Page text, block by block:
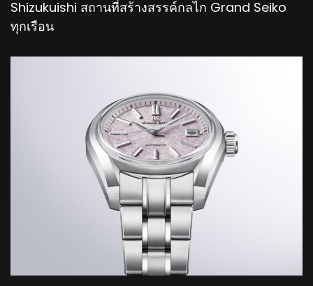
Shizukuishi สถานที่สร้างสรรค์กลไก Grand Seiko
ทุกเรือน